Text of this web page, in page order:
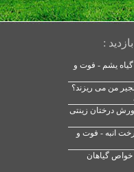
:
یشم - فوت و
من می ریزند؟
درختان زینتی
انبه - فوت و
گیاهان